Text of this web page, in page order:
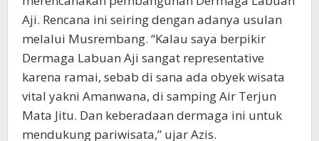
Aji. Rencana ini seiring dengan adanya usulan
melalui Musrembang. “Kalau saya berpikir
Dermaga Labuan Aji sangat representative
karena ramai, sebab di sana ada obyek wisata
vital yakni Amanwana, di samping Air Terjun
Mata Jitu. Dan keberadaan dermaga ini untuk
mendukung pariwisata,” ujar Azis.